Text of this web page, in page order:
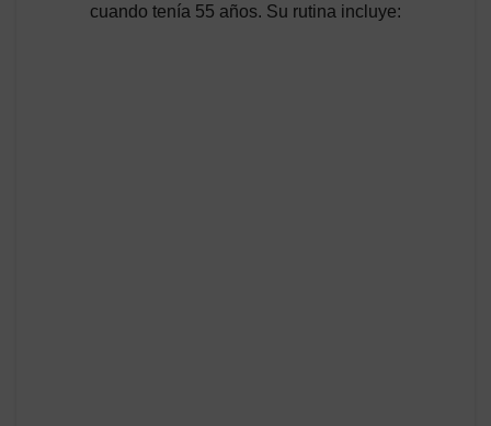
cuando tenía 55 años. Su rutina incluye: